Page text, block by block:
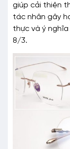
giúp cải thiện
tác nhân gây
thực và ý
8/3.